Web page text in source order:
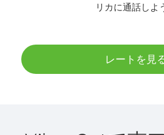
リカに通話しよ
レートを見